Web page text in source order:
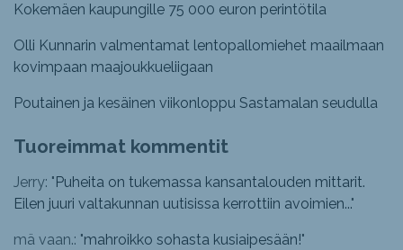
Kokemäen kaupungille 75 000 euron perintötila
Olli Kunnarin valmentamat lentopallomiehet maailmaan
kovimpaan maajoukkueliigaan
Poutainen ja kesäinen viikonloppu Sastamalan seudulla
Tuoreimmat kommentit
Jerry: "Puheita on tukemassa kansantalouden mittarit.
Eilen juuri valtakunnan uutisissa kerrottiin avoimien..."
mä vaan.: "mahroikko sohasta kusiaipesään!"